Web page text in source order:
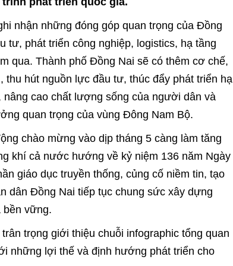
nhận những đóng góp quan trọng của Đồng
tư, phát triển công nghiệp, logistics, hạ tầng
qua. Thành phố Đồng Nai sẽ có thêm cơ chế,
thu hút nguồn lực đầu tư, thúc đẩy phát triển hạ
cao chất lượng sống của người dân và
quan trọng của vùng Đông Nam Bộ.
chào mừng vào dịp tháng 5 càng làm tăng
khí cả nước hướng về kỷ niệm 136 năm Ngày
giáo dục truyền thống, củng cố niềm tin, tạo
dân Đồng Nai tiếp tục chung sức xây dựng
bền vững.
trọng giới thiệu chuỗi infographic tổng quan
những lợi thế và định hướng phát triển cho